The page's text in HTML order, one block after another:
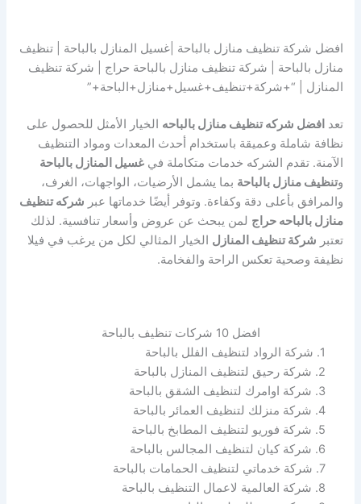
افضل شركة تنظيف منازل بالباحة |غسيل المنازل بالباحة | تنظيف
منازل بالباحة | شركة تنظيف منازل بالباحة حراج | شركة تنظيف
المنازل | “+شركة+تنظيف+غسيل+منازل+الباحة+”
تعد افضل شركه تنظيف منازل بالباحه الخيار الأمثل للحصول على
نظافة شاملة وعميقة باستخدام أحدث المعدات ومواد التنظيف
الآمنة. تقدم الشركه خدمات متكاملة فيغسيل المنازل بالباحة
وتنظيف منازل بالباحة بما يشمل الأرضيات، الواجهات، الغرف،
والمرافق بأعلى دقة وكفاءة. وتوفر أيضًا خدماتها عبر شركه تنظيف
منازل بالباحه حراج لمن يبحث عن عروض وأسعار تنافسية. لذلك
تعتبر شركة تنظيف المنازل الخيار المثالي لكل من يرغب في فيلا
نظيفة وصحية تعكس الراحة والفخامة.
افضل 10 شركات تنظيف بالباحة
1. شركة الرواد لتنظيف الفلل بالباحة
2. شركة رحيق لتنظيف المنازل بالباحة
3. شركة اوامرك لتنظيف الشقق بالباحة
4. شركة منزلك لتنظيف العمائر بالباحة
5. شركة فوريو لتنظيف المطابخ بالباحة
6. شركة كيان لتنظيف المجالس بالباحة
7. شركة خدماتي لتنظيف الحمامات بالباحة
8. شركة العالمية لاعمال التنظيف بالباحة